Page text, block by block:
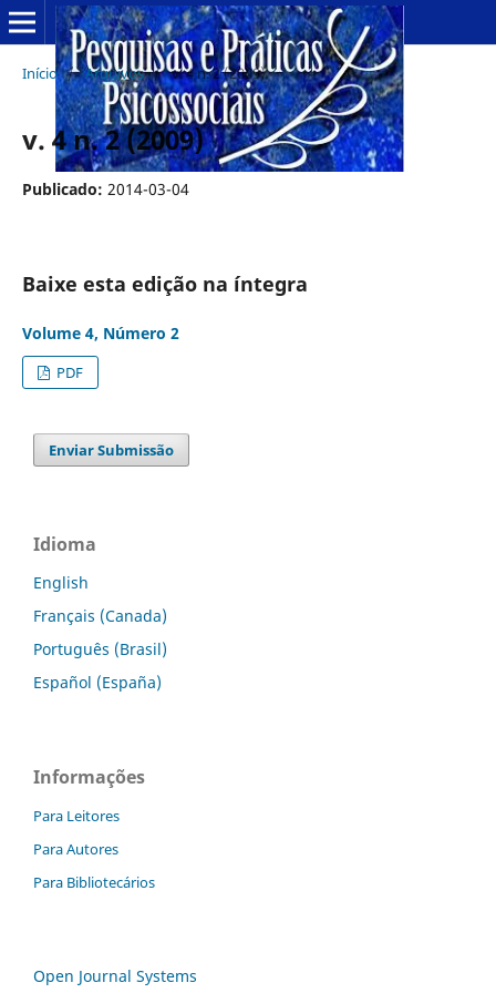
Início / Arquivos / v. 4 n. 2 (2009)
v. 4 n. 2 (2009)
Publicado: 2014-03-04
Baixe esta edição na íntegra
Volume 4, Número 2
PDF
Enviar Submissão
Idioma
English
Français (Canada)
Português (Brasil)
Español (España)
Informações
Para Leitores
Para Autores
Para Bibliotecários
Open Journal Systems